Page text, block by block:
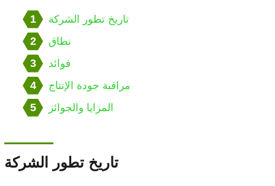
1 تاريخ تطور الشركة
2 نطاق
3 فوائد
4 مراقبة جودة الإنتاج
5 المزايا والجوائز
تاريخ تطور الشركة